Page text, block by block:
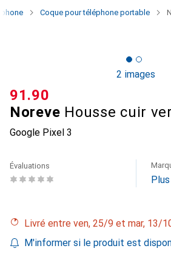
Coque pour téléphone portable
2 images
Noreve Housse cuir
Google Pixel 3
CHF
91.90
Évaluations
Livré entre ven, 25/9 et mar, 13/
M'informer si le produit est